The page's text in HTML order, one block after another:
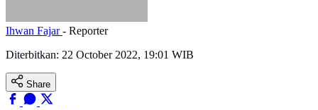
Ihwan Fajar- Reporter
Diterbitkan: 22 October 2022, 19:01 WIB
Share